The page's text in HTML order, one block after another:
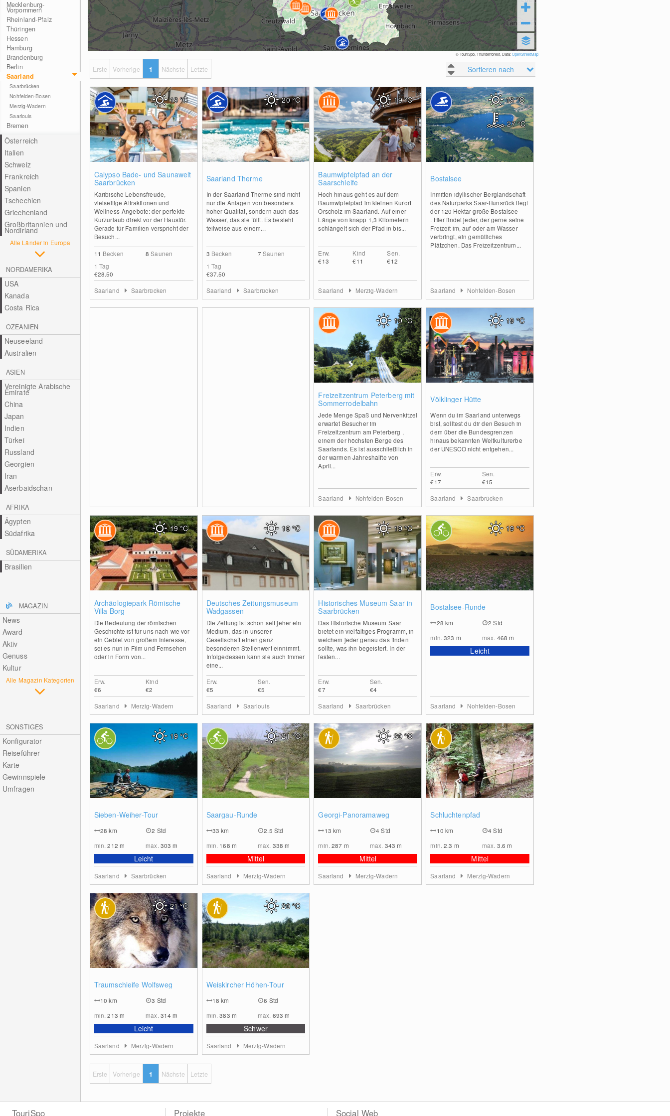
Mecklenburg-
Vorpommern
Rheinland-Pfalz
Thüringen
Hessen
Hamburg
Brandenburg
Berlin
Saarland
Saarbrücken
Nohfelden-Bosen
Merzig-Wadern
Saarlouis
Bremen
Österreich
Italien
Schweiz
Frankreich
Spanien
Tschechien
Griechenland
Großbritannien und
Nordirland
Alle Länder in Europa
NORDAMERIKA
USA
Kanada
Costa Rica
OZEANIEN
Neuseeland
Australien
ASIEN
Vereinigte Arabische
Emirate
China
Japan
Indien
Türkei
Russland
Georgien
Iran
Aserbaidschan
AFRIKA
Ägypten
Südafrika
SÜDAMERIKA
Brasilien
MAGAZIN
News
Award
Aktiv
Genuss
Kultur
Alle Magazin Kategorien
SONSTIGES
Konfigurator
Reiseführer
Karte
Gewinnspiele
Umfragen
© TouriSpo, Thunderforest, Data:OpenStreetMap
Sortieren nach
Erste Vorherige 1 Nächste Letzte
Calypso Bade- und Saunawelt
Saarbrücken
Karibische Lebensfreude,
vielseitige Attraktionen und
Wellness-Angebote: der perfekte
Kurzurlaub direkt vor der Haustür.
Gerade für Familien verspricht der
Besuch...
11 Becken 8 Saunen
1 Tag
€28.50
19°C
Saarland Saarbrücken
Saarland Therme
In der Saarland Therme sind nicht
nur die Anlagen von besonders
hoher Qualität, sondern auch das
Wasser, das sie füllt. Es besteht
teilweise aus einem...
3 Becken 7 Saunen
1 Tag
€37.50
20°C
Saarland Saarbrücken
Baumwipfelpfad an der
Saarschleife
Hoch hinaus geht es auf dem
Baumwipfelpfad im kleinen Kurort
Orscholz im Saarland. Auf einer
Länge von knapp 1,3 Kilometern
schlängelt sich der Pfad in bis...
Erw.
€13
Kind
€11
Sen.
€12
19°C
Saarland Merzig-Wadern
Bostalsee
Inmitten idyllischer Berglandschaft
des Naturparks Saar-Hunsrück liegt
der 120 Hektar große Bostalsee
. Hier findet jeder, der gerne seine
Freizeit im, auf oder am Wasser
verbringt, ein gemütliches
Plätzchen. Das Freizeitzentrum...
19°C
27°C
Saarland Nohfelden-Bosen
Freizeitzentrum Peterberg mit
Sommerrodelbahn
Jede Menge Spaß und Nervenkitzel
erwartet Besucher im
Freizeitzentrum am Peterberg ,
einem der höchsten Berge des
Saarlands. Es ist ausschließlich in
der warmen Jahreshälfte von
April...
19°C
Saarland Nohfelden-Bosen
Völklinger Hütte
Wenn du im Saarland unterwegs
bist, solltest du dir den Besuch in
dem über die Bundesgrenzen
hinaus bekannten Weltkulturerbe
der UNESCO nicht entgehen...
Erw.
€17
Sen.
€15
19°C
Saarland Saarbrücken
Archäologiepark Römische
Villa Borg
Die Bedeutung der römischen
Geschichte ist für uns nach wie vor
ein Gebiet von großem Interesse,
sei es nun in Film und Fernsehen
oder in Form von...
Erw.
€6
Kind
€2
19°C
Saarland Merzig-Wadern
Deutsches Zeitungsmuseum
Wadgassen
Die Zeitung ist schon seit jeher ein
Medium, das in unserer
Gesellschaft einen ganz
besonderen Stellenwert einnimmt.
Infolgedessen kann sie auch immer
eine...
Erw.
€5
Sen.
€5
19°C
Saarland Saarlouis
Historisches Museum Saar in
Saarbrücken
Das Historische Museum Saar
bietet ein vielfältiges Programm, in
welchem jeder genau das finden
sollte, was ihn begeistert. In der
festen...
Erw.
€7
Sen.
€4
19°C
Saarland Saarbrücken
Bostalsee-Runde
28km
2 Std
min.323 m max. 468m
Leicht
19°C
Saarland Nohfelden-Bosen
Sieben-Weiher-Tour
28km
2 Std
min.212 m max. 303m
Leicht
19°C
Saarland Saarbrücken
Saargau-Runde
33km
2.5 Std
min. 168 m max. 338m
Mittel
21°C
Saarland Merzig-Wadern
Georgi-Panoramaweg
13km
4 Std
min.287 m max. 343m
Mittel
20°C
Saarland Merzig-Wadern
Schluchtenpfad
10km
4 Std
min.2.3 m max. 3.6m
Mittel
Saarland Merzig-Wadern
Traumschleife Wolfsweg
10km
3 Std
min.213 m max. 314m
Leicht
21°C
Saarland Merzig-Wadern
Weiskircher Höhen-Tour
18km
6 Std
min.383 m max. 693m
Schwer
20°C
Saarland Merzig-Wadern
Erste Vorherige 1 Nächste Letzte
TouriSpo Projekte Social Web